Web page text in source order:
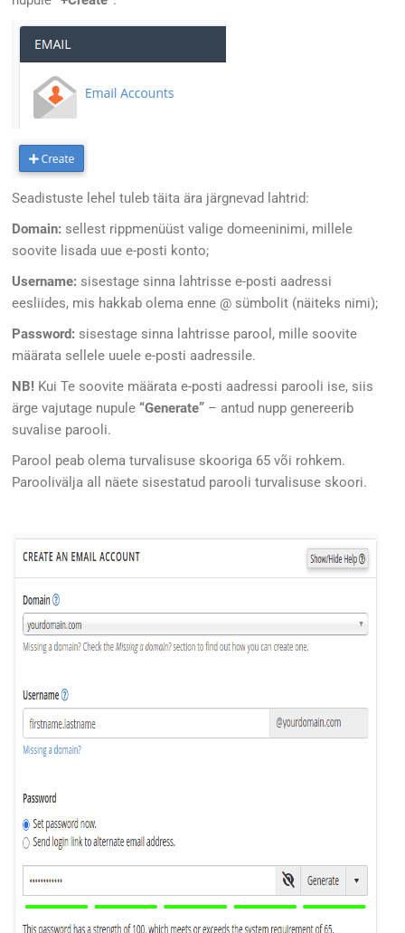
Seadistuste lehel tuleb täita ära järgnevad lahtrid:
Domain: sellest rippmenüüst valige domeeninimi, millele
soovite lisada uue e-posti konto;
Username: sisestage sinna lahtrisse e-posti aadressi
eesliides, mis hakkab olema enne @ sümbolit (näiteks nimi);
Password: sisestage sinna lahtrisse parool, mille soovite
määrata sellele uuele e-posti aadressile.
NB! Kui Te soovite määrata e-posti aadressi parooli ise, siis
ärge vajutage nupule“Generate” – antud nupp genereerib
suvalise parooli.
Parool peab olema turvalisuse skooriga 65 või rohkem.
Paroolivälja all näete sisestatud parooli turvalisuse skoori.